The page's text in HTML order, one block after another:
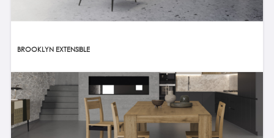
BROOKLYN EXTENSIBLE